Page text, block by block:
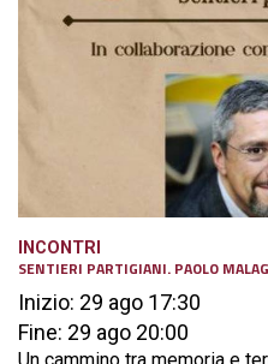
INCONTRI
SENTIERI PARTIGIANI. PAOLO
Inizio: 29 ago 17:30
Fine: 29 ago 20:00